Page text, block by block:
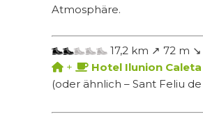
Atmosphäre.
17,2 km ↗ 72 m
+
Hotel Ilunion
(oder ähnlich – Sant Feliu de